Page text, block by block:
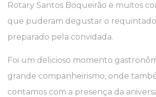
Rotary Santos Boqueirão e muitos
que puderam degustar o
preparado pela convidada.
Foi um delicioso momento
grande companheirismo, onde
contamos com a presença da